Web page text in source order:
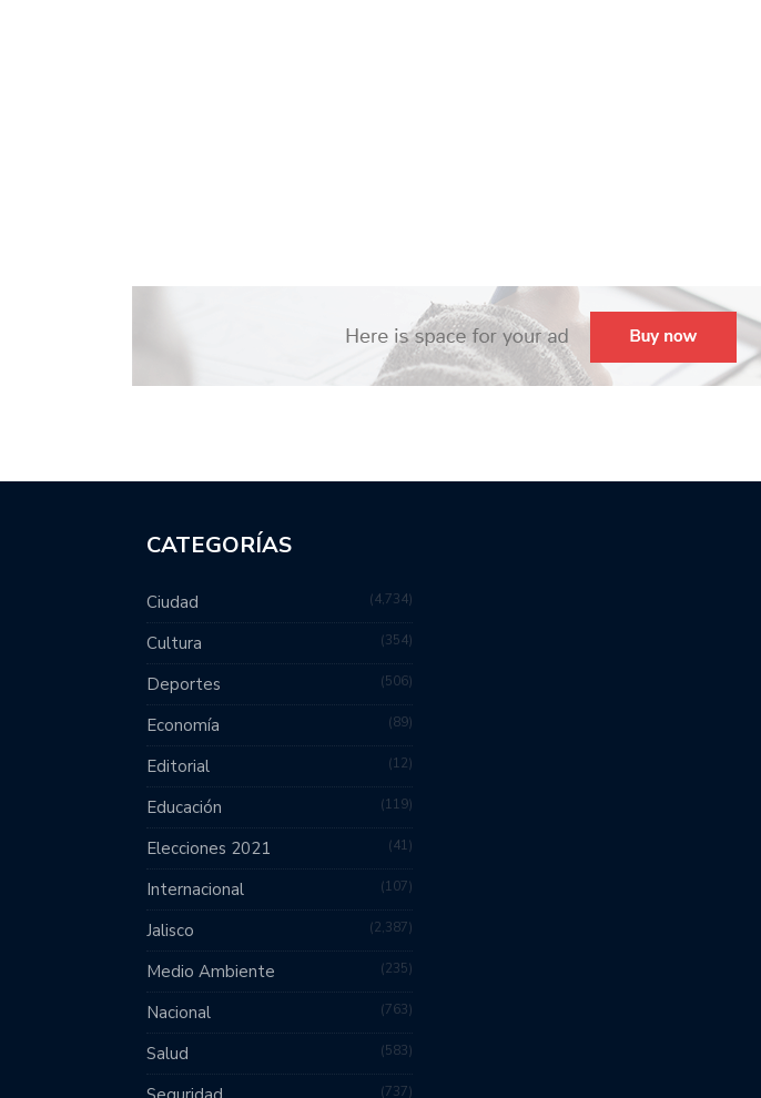
CATEGORÍAS
Ciudad 4,734
Cultura 354
Deportes 506
Economía 89
Editorial 12
Educación 119
Elecciones 2021 41
Internacional 107
Jalisco 2,387
Medio Ambiente 235
Nacional 763
Salud 583
737